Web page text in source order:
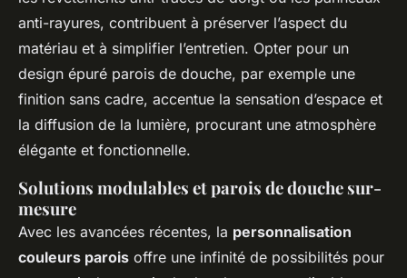
anti-rayures, contribuent à préserver l’aspect du
matériau et à simplifier l’entretien. Opter pour un
design épuré parois de douche, par exemple une
finition sans cadre, accentue la sensation d’espace et
la diffusion de la lumière, procurant une atmosphère
élégante et fonctionnelle.
Solutions modulables et parois de douche sur-
mesure
Avec les avancées récentes, la personnalisation
couleurs parois offre une infinité de possibilités pour